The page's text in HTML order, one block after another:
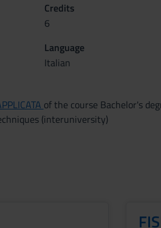
Credits
6
Language
Italian
of the course Bachelor's
(interuniversity)